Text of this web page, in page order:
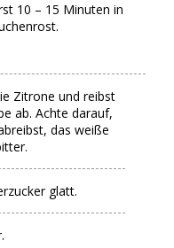
10 – 15 Minuten in
Zitrone und reibst
ab. Achte darauf,
das weiße
glatt.